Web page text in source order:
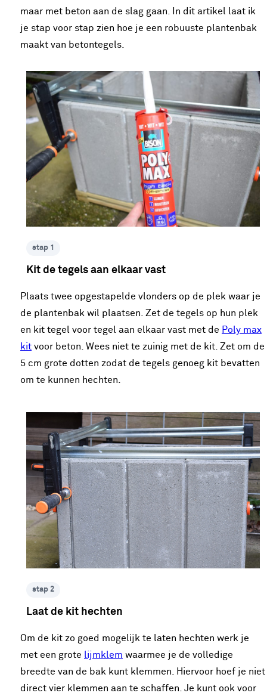
maar met beton aan de slag gaan. In dit artikel laat ik
je stap voor stap zien hoe je een robuuste plantenbak
maakt van betontegels.
stap 1
Kit de tegels aan elkaar vast
Plaats twee opgestapelde vlonders op de plek waar je
de plantenbak wil plaatsen. Zet de tegels op hun plek
en kit tegel voor tegel aan elkaar vast met de Poly max
kit voor beton. Wees niet te zuinig met de kit. Zet om de
5 cm grote dotten zodat de tegels genoeg kit bevatten
om te kunnen hechten.
stap 2
Laat de kit hechten
Om de kit zo goed mogelijk te laten hechten werk je
met een grote lijmklem waarmee je de volledige
breedte van de bak kunt klemmen. Hiervoor hoef je niet
direct vier klemmen aan te schaffen. Je kunt ook voor